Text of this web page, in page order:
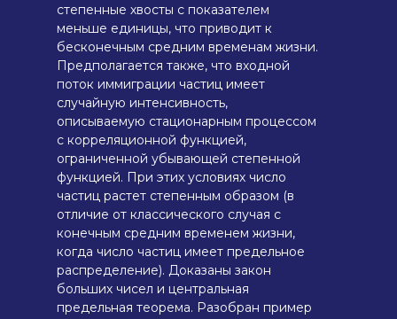
степенные хвосты с показателем
меньше единицы, что приводит к
бесконечным средним временам жизни.
Предполагается также, что входной
поток иммиграции частиц имеет
случайную интенсивность,
описываемую стационарным процессом
с корреляционной функцией,
ограниченной убывающей степенной
функцией. При этих условиях число
частиц растет степенным образом (в
отличие от классического случая с
конечным средним временем жизни,
когда число частиц имеет предельное
распределение). Доказаны закон
больших чисел и центральная
предельная теорема. Разобран пример